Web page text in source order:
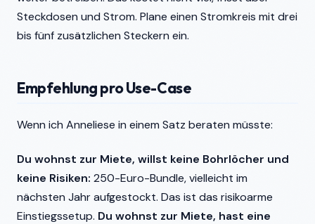
Steckdosen und Strom. Plane einen Stromkreis mit drei
bis fünf zusätzlichen Steckern ein.
Empfehlung pro Use-Case
Wenn ich Anneliese in einem Satz beraten müsste:
Du wohnst zur Miete, willst keine Bohrlöcher und
keine Risiken: 250-Euro-Bundle, vielleicht im
nächsten Jahr aufgestockt. Das ist das risikoarme
Einstiegssetup. Du wohnst zur Miete, hast eine